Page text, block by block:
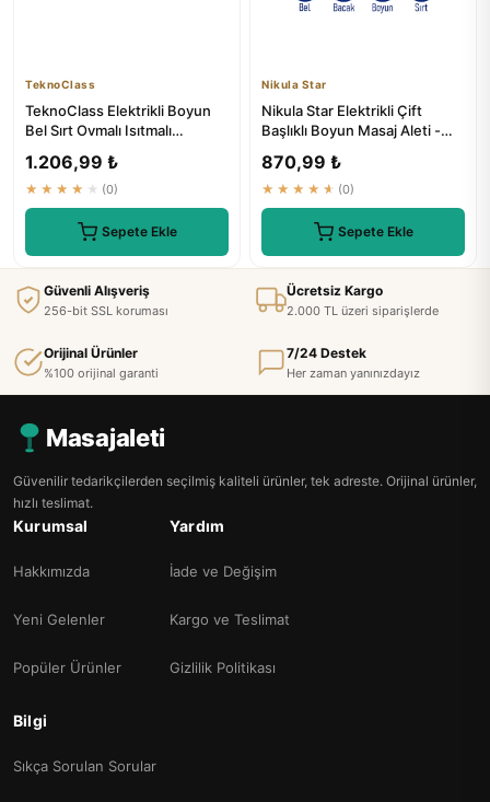
TeknoClass
TeknoClass Elektrikli Boyun
Bel Sırt Ovmalı Isıtmalı
1.206,99 ₺
★★★★★ (0)
Sepete Ekle
Nikula Star
Nikula Star Elektrikli Çift
Başlıklı Boyun Masaj Aleti -
870,99 ₺
★★★★★ (0)
Sepete Ekle
Güvenli Alışveriş
256-bit SSL koruması
Ücretsiz Kargo
2.000 TL üzeri siparişlerde
Orijinal Ürünler
%100 orijinal garanti
7/24 Destek
Her zaman yanınızdayız
Masajaleti
Güvenilir tedarikçilerden seçilmiş kaliteli ürünler, tek adreste. Orijinal ürünler,
hızlı teslimat.
Kurumsal
Hakkımızda
Yeni Gelenler
Popüler Ürünler
Yardım
İade ve Değişim
Kargo ve Teslimat
Gizlilik Politikası
Bilgi
Sıkça Sorulan Sorular